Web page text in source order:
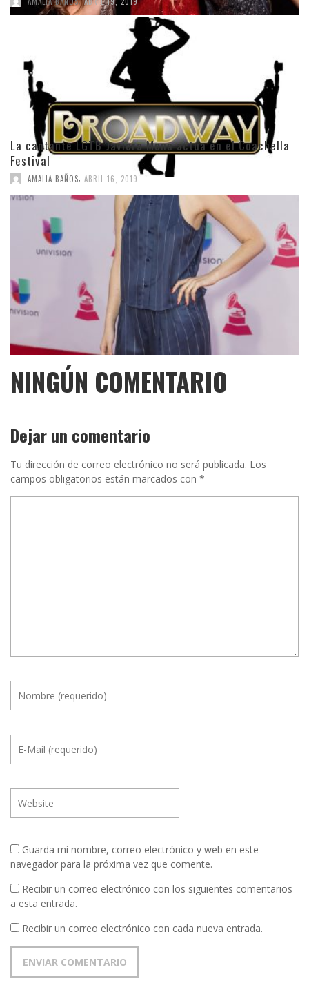
La cantante LGTB Javiera Mena actúa en el Coachella
Festival
AMALIA BAÑOS ABRIL 16, 2019
NINGÚN COMENTARIO
Dejar un comentario
Tu dirección de correo electrónico no será publicada. Los
campos obligatorios están marcados con *
Guarda mi nombre, correo electrónico y web en este
navegador para la próxima vez que comente.
Recibir un correo electrónico con los siguientes comentarios
a esta entrada.
Recibir un correo electrónico con cada nueva entrada.